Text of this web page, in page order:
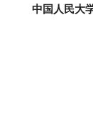
中国人民大